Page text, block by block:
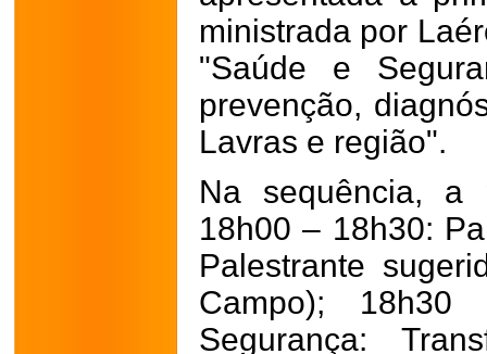
ministrada por
"Saúde e
prevenção,
Lavras e região".
Na sequência, a
18h00 – 18h30:
Palestrante
Campo);
Segurança: